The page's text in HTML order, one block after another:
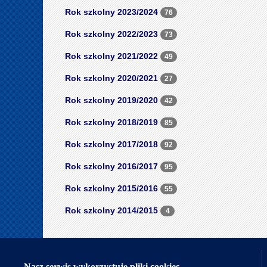
Rok szkolny 2023/2024 76
Rok szkolny 2022/2023 73
Rok szkolny 2021/2022 49
Rok szkolny 2020/2021 27
Rok szkolny 2019/2020 42
Rok szkolny 2018/2019 85
Rok szkolny 2017/2018 92
Rok szkolny 2016/2017 95
Rok szkolny 2015/2016 55
Rok szkolny 2014/2015 4